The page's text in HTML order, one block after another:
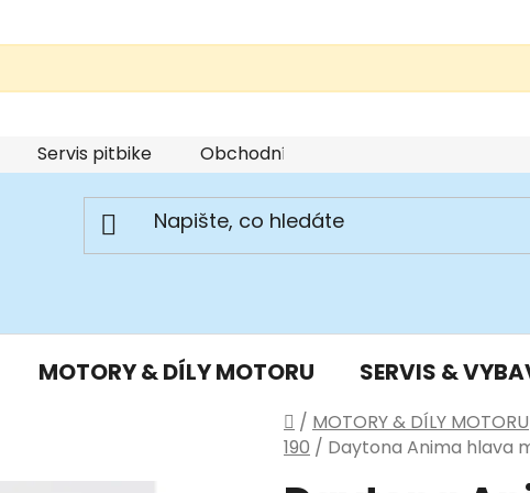
Servis pitbike Obchodní podmínky
MOTORY & DÍLY MOTORU SERVIS &
Domů
/ MOTORY & DÍLY MOTORU
190 / Daytona Anima hlava